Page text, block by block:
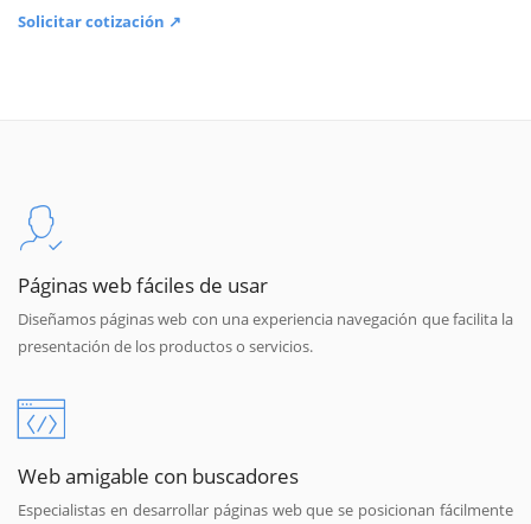
Solicitar cotización ↗
Páginas web fáciles de usar
Diseñamos páginas web con una experiencia navegación que facilita la
presentación de los productos o servicios.
Web amigable con buscadores
Especialistas en desarrollar páginas web que se posicionan fácilmente